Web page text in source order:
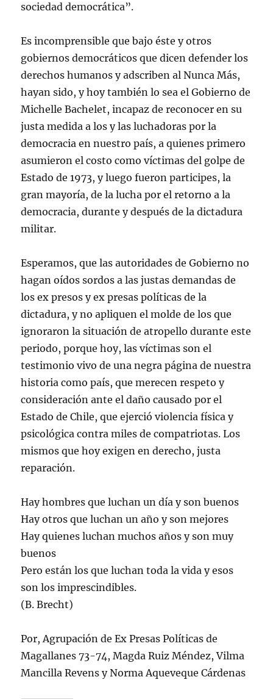
sociedad democrática”.
Es incomprensible que bajo éste y otros
gobiernos democráticos que dicen defender los
derechos humanos y adscriben al Nunca Más,
hayan sido, y hoy también lo sea el Gobierno de
Michelle Bachelet, incapaz de reconocer en su
justa medida a los y las luchadoras por la
democracia en nuestro país, a quienes primero
asumieron el costo como víctimas del golpe de
Estado de 1973, y luego fueron participes, la
gran mayoría, de la lucha por el retorno a la
democracia, durante y después de la dictadura
militar.
Esperamos, que las autoridades de Gobierno no
hagan oídos sordos a las justas demandas de
los ex presos y ex presas políticas de la
dictadura, y no apliquen el molde de los que
ignoraron la situación de atropello durante este
periodo, porque hoy, las víctimas son el
testimonio vivo de una negra página de nuestra
historia como país, que merecen respeto y
consideración ante el daño causado por el
Estado de Chile, que ejerció violencia física y
psicológica contra miles de compatriotas. Los
mismos que hoy exigen en derecho, justa
reparación.
Hay hombres que luchan un día y son buenos
Hay otros que luchan un año y son mejores
Hay quienes luchan muchos años y son muy
buenos
Pero están los que luchan toda la vida y esos
son los imprescindibles.
(B. Brecht)
Por, Agrupación de Ex Presas Políticas de
Magallanes 73-74, Magda Ruiz Méndez, Vilma
Mancilla Revens y Norma Aqueveque Cárdenas